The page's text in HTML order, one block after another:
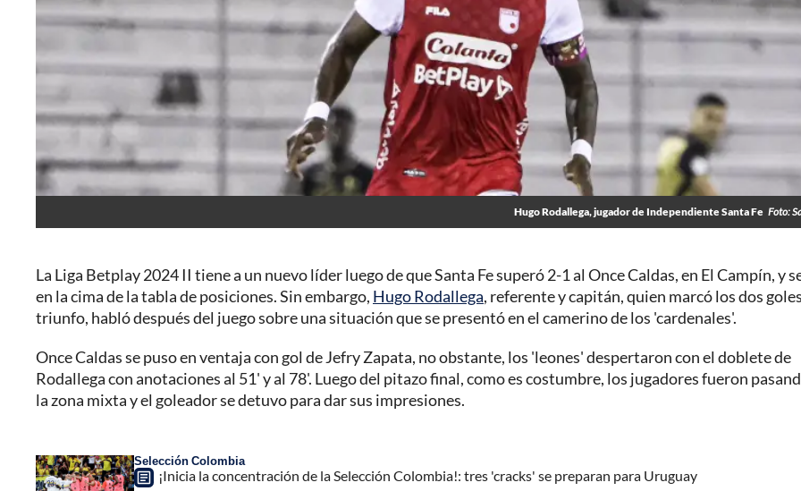
Hugo Rodallega, jugador de Independiente Santa Fe Foto:
La Liga Betplay 2024 II tiene a un nuevo líder luego de que Santa Fe superó 2-1 al Once Caldas, en El Campín, y
en la cima de la tabla de posiciones. Sin embargo, Hugo Rodallega, referente y capitán, quien marcó los dos
triunfo, habló después del juego sobre una situación que se presentó en el camerino de los 'cardenales'.
Once Caldas se puso en ventaja con gol de Jefry Zapata, no obstante, los 'leones' despertaron con el doblete de
Rodallega con anotaciones al 51' y al 78'. Luego del pitazo final, como es costumbre, los jugadores fueron
la zona mixta y el goleador se detuvo para dar sus impresiones.
Selección Colombia
¡Inicia la concentración de la Selección Colombia!: tres 'cracks' se preparan para Uruguay